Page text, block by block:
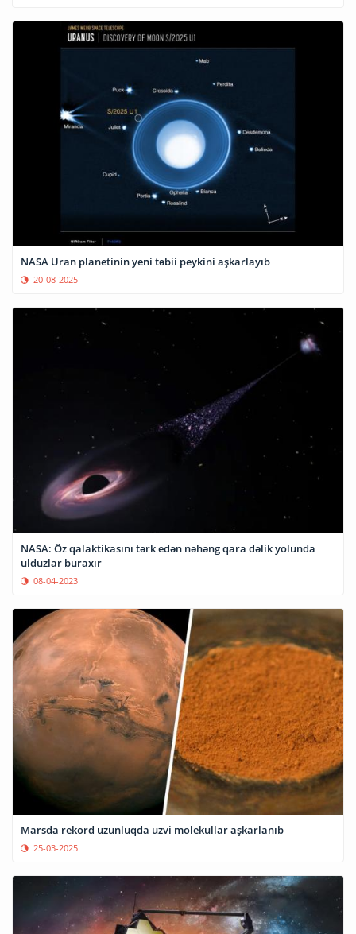
NASA Uran planetinin yeni təbii peykini aşkarlayıb
20-08-2025
NASA: Öz qalaktikasını tərk edən nəhəng qara dəlik yolunda
ulduzlar buraxır
08-04-2023
Marsda rekord uzunluqda üzvi molekullar aşkarlanıb
25-03-2025